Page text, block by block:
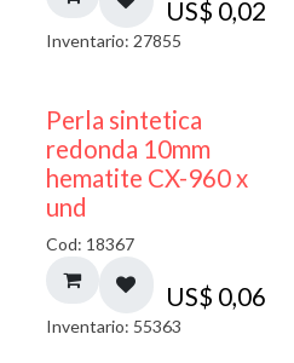
US$ 0,02
Inventario: 27855
Perla sintetica
redonda 10mm
hematite CX-960 x
und
Cod: 18367
US$ 0,06
Inventario: 55363